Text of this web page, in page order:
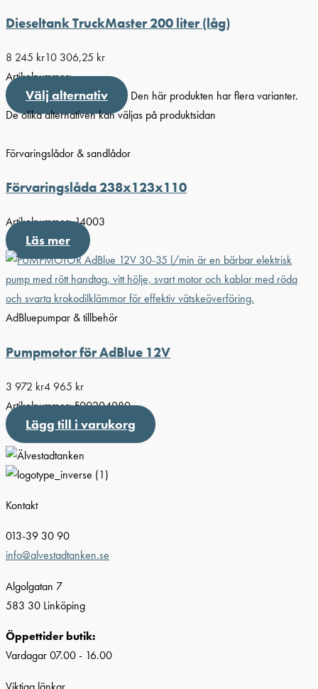
Dieseltank TruckMaster 200 liter (låg)
8 245 kr10 306,25 kr
Artikelnummer:
Välj alternativ
Den här produkten har flera varianter.
De olika alternativen kan väljas på produktsidan
Förvaringslådor & sandlådor
Förvaringslåda 238x123x110
Artikelnummer:14003
Läs mer
AdBluepumpar & tillbehör
Pumpmotor för AdBlue 12V
3 972 kr4 965 kr
Artikelnummer:F00204080
Lägg till i varukorg
Kontakt
013-39 30 90
info@alvestadtanken.se
Algolgatan 7
583 30 Linköping
Öppettider butik:
Vardagar 07.00 - 16.00